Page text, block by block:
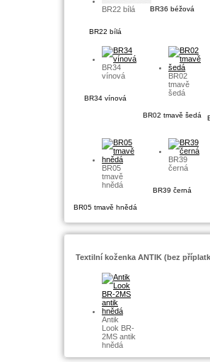
BR22 bílá
BR22 bílá
BR36 béžová
BR34
vínová
BR34 vínová
BR02
tmavě
šedá
BR02 tmavě šedá
BR05
tmavě
hnědá
BR05 tmavě hnědá
BR39
černá
BR39 černá
Textilní koženka ANTIK (bez
Antik
Look BR-
2MS antik
hnědá